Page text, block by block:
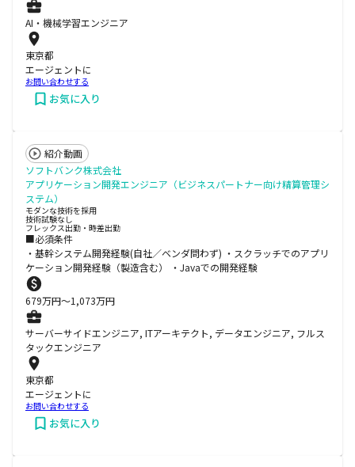
AI・機械学習エンジニア
東京都
エージェントに
お問い合わせする
お気に入り
紹介動画
ソフトバンク株式会社
アプリケーション開発エンジニア（ビジネスパートナー向け精算管理シ
ステム）
モダンな技術を採用
技術試験なし
フレックス出勤・時差出勤
■必須条件
・基幹システム開発経験(自社／ベンダ問わず) ・スクラッチでのアプリ
ケーション開発経験（製造含む） ・Javaでの開発経験
679万円〜1,073万円
サーバーサイドエンジニア, ITアーキテクト, データエンジニア, フルス
タックエンジニア
東京都
エージェントに
お問い合わせする
お気に入り